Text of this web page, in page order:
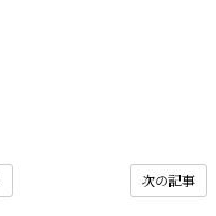
次の記事